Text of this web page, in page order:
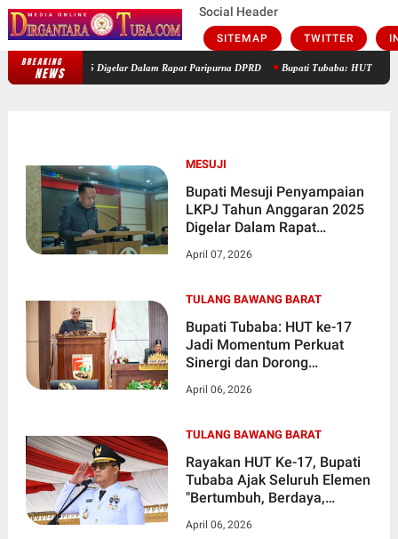
Social Header
SITEMAP TWITTER
BREAKING
NEWS Bupati Mesuji Penyampaian LKPJ Tahun Anggaran 2025 Digelar Dalam
MESUJI
Bupati Mesuji Penyampaian
LKPJ Tahun Anggaran 2025
Digelar Dalam Rapat
April 07, 2026
TULANG BAWANG BARAT
Bupati Tubaba: HUT ke-17
Jadi Momentum Perkuat
Sinergi dan Dorong
April 06, 2026
TULANG BAWANG BARAT
Rayakan HUT Ke-17, Bupati
Tubaba Ajak Seluruh Elemen
"Bertumbuh, Berdaya,
April 06, 2026